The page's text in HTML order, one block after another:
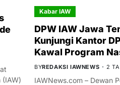
(IAW)
Kabar IAW
DPW IAW Jawa
Kunjungi Kantor
Kawal Program
BYREDAKSI IAWNEWS 2
IAWNews.com – Dewan